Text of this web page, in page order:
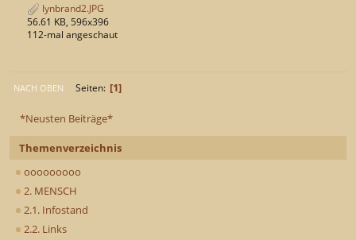
*Neusten Beiträge*
Themenverzeichnis
ooooooooo
2. MENSCH
2.1. Infostand
2.2. Links
lynbrand2.JPG
56.61 KB, 596x396
112-mal angeschaut
NACH OBEN Seiten 1